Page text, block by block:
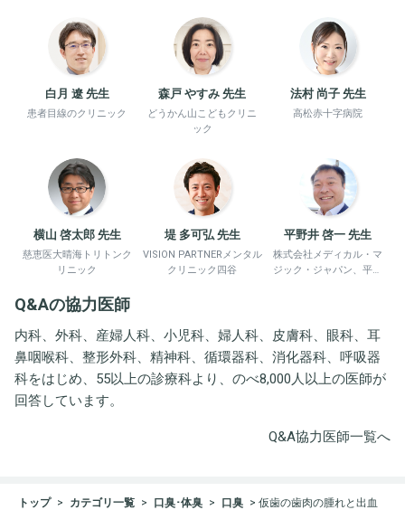
白月 遼 先生
患者目線のクリニック
森戸 やすみ 先生
どうかん山こどもクリニ
ック
法村 尚子 先生
高松赤十字病院
横山 啓太郎 先生
慈恵医大晴海トリトンク
リニック
堤 多可弘 先生
VISION PARTNERメンタル
クリニック四谷
平野井 啓一 先生
株式会社メディカル・マ
ジック・ジャパン、平野
Q&Aの協力医師
内科、外科、産婦人科、小児科、婦人科、皮膚科、眼科、耳
鼻咽喉科、整形外科、精神科、循環器科、消化器科、呼吸器
科をはじめ、55以上の診療科より、のべ8,000人以上の医師が
回答しています。
Q&A協力医師一覧へ
トップ カテゴリ一覧 口臭･体臭 口臭 仮歯の歯肉の腫れと出血